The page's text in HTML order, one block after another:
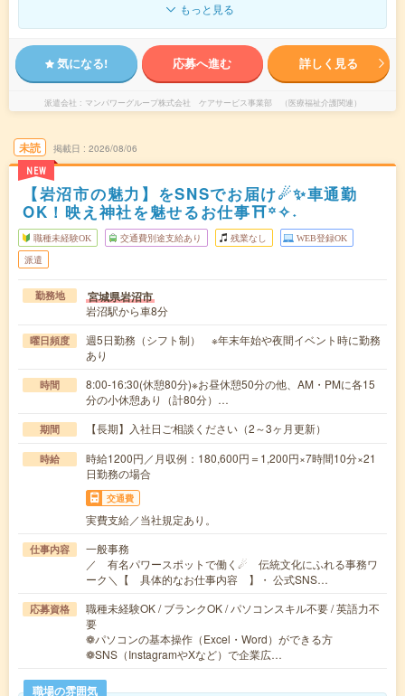
もっと見る
気になる! 応募へ進む 詳しく見る
派遣会社 マンパワーグループ株式会社 ケアサービス事業部 （医療福祉介護関連）
未読
NEW
掲載日 2026/08/06
【岩沼市の魅力】をSNSでお届け☄✨車通勤
OK！映え神社を魅せるお仕事⛩꙳✧˖
職種未経験OK 交通費別途支給あり 残業なし WEB登録OK
派遣
勤務地 宮城県岩沼市
岩沼駅から車8分
曜日頻度
週5日勤務（シフト制） ※年末年始や夜間イベント時に勤務
あり
時間
8:00-16:30(休憩80分)※お昼休憩50分の他、AM・PMに各15
分の小休憩あり（計80分）…
期間 【長期】入社日ご相談ください（2～3ヶ月更新）
時給
時給1200円／月収例：180,600円＝1,200円×7時間10分×21
日勤務の場合
交通費
実費支給／当社規定あり。
仕事内容
一般事務
／ 有名パワースポットで働く☄ 伝統文化にふれる事務ワ
ーク＼【 具体的なお仕事内容 】・ 公式SNS…
応募資格
職種未経験OK / ブランクOK / パソコンスキル不要 / 英語力不
要
❁パソコンの基本操作（Excel・Word）ができる方
❁SNS（InstagramやXなど）で企業広…
職場の雰囲気